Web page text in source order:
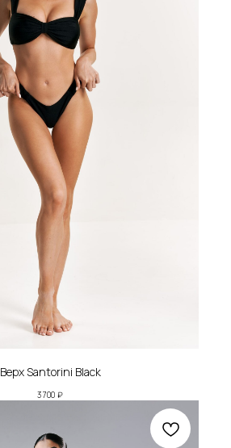
Верх Santorini Black
3 700 ₽